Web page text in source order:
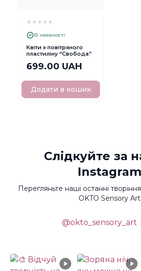
★ ★ ★ ★ ★
В наявності
Квіти з повітряного
пластиліну “Свобода”
699.00 UAH
Додати в кошик
Слідкуйте за
Instagram
Перегляньте наші останні творіння
OKTO Sensory Art
@okto_sensory_art